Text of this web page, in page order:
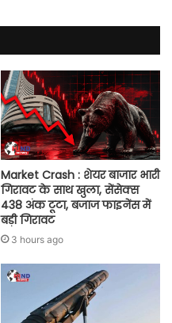
Market Crash : शेयर बाजार भारी
गिरावट के साथ खुला, सेंसेक्स
438 अंक टूटा, बजाज फाइनेंस में
बड़ी गिरावट
3 hours ago